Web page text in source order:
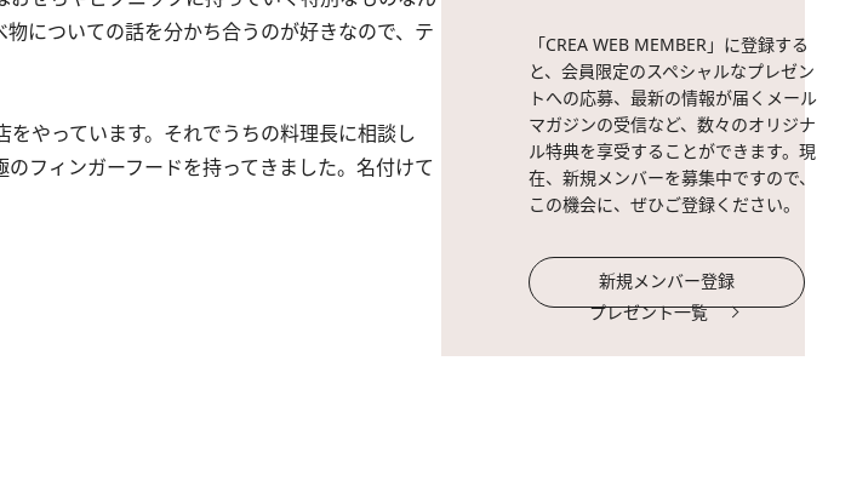
についての話を分かち合うのが好きなので、テ
やっています。それでうちの料理長に相談し
フィンガーフードを持ってきました。名付けて
「CREA WEB MEMBER」に登録する
と、会員限定のスペシャルなプレゼン
トへの応募、最新の情報が届くメール
マガジンの受信など、数々のオリジナ
ル特典を享受することができます。現
在、新規メンバーを募集中ですので、
この機会に、ぜひご登録ください。
新規メンバー登録
プレゼント一覧